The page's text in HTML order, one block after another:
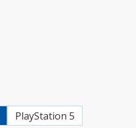
PlayStation 5